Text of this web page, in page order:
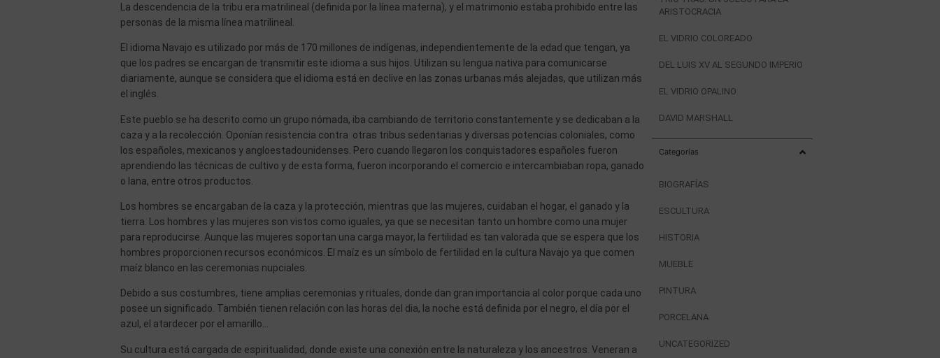
La descendencia de la tribu era matrilineal (definida por la línea materna), y el matrimonio estaba prohibido entre las
personas de la misma línea matrilineal.
El idioma Navajo es utilizado por más de 170 millones de indígenas, independientemente de la edad que tengan, ya
que los padres se encargan de transmitir este idioma a sus hijos. Utilizan su lengua nativa para comunicarse
diariamente, aunque se considera que el idioma está en declive en las zonas urbanas más alejadas, que utilizan más
el inglés.
Este pueblo se ha descrito como un grupo nómada, iba cambiando de territorio constantemente y se dedicaban a la
caza y a la recolección. Oponían resistencia contra otras tribus sedentarias y diversas potencias coloniales, como
los españoles, mexicanos y angloestadounidenses. Pero cuando llegaron los conquistadores españoles fueron
aprendiendo las técnicas de cultivo y de esta forma, fueron incorporando el comercio e intercambiaban ropa, ganado
o lana, entre otros productos.
Los hombres se encargaban de la caza y la protección, mientras que las mujeres, cuidaban el hogar, el ganado y la
tierra. Los hombres y las mujeres son vistos como iguales, ya que se necesitan tanto un hombre como una mujer
para reproducirse. Aunque las mujeres soportan una carga mayor, la fertilidad es tan valorada que se espera que los
hombres proporcionen recursos económicos. El maíz es un símbolo de fertilidad en la cultura Navajo ya que comen
maíz blanco en las ceremonias nupciales.
Debido a sus costumbres, tiene amplias ceremonias y rituales, donde dan gran importancia al color porque cada uno
posee un significado. También tienen relación con las horas del dia, la noche está definida por el negro, el día por el
azul, el atardecer por el amarillo…
Su cultura está cargada de espiritualidad, donde existe una conexión entre la naturaleza y los ancestros. Veneran a
ARISTOCRACIA
EL VIDRIO COLOREADO
DEL LUIS XV AL SEGUNDO IMPERIO
EL VIDRIO OPALINO
DAVID MARSHALL
Categorías
BIOGRAFÍAS
ESCULTURA
HISTORIA
MUEBLE
PINTURA
PORCELANA
UNCATEGORIZED